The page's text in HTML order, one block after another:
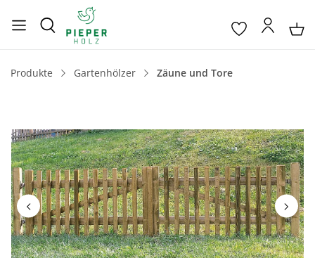
Produkte Gartenhölzer Zäune und Tore
Bildergalerie überspringen